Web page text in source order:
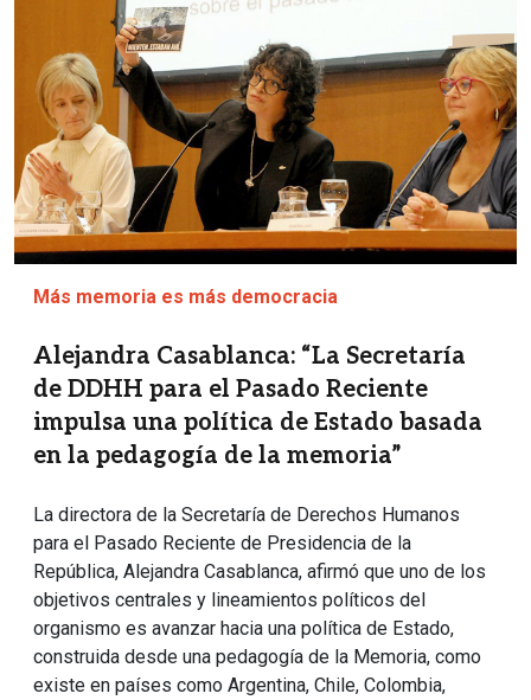
Más memoria es más democracia
Alejandra Casablanca: “La Secretaría
de DDHH para el Pasado Reciente
impulsa una política de Estado basada
en la pedagogía de la memoria”
La directora de la Secretaría de Derechos Humanos
para el Pasado Reciente de Presidencia de la
República, Alejandra Casablanca, afirmó que uno de los
objetivos centrales y lineamientos políticos del
organismo es avanzar hacia una política de Estado,
construida desde una pedagogía de la Memoria, como
existe en países como Argentina, Chile, Colombia,